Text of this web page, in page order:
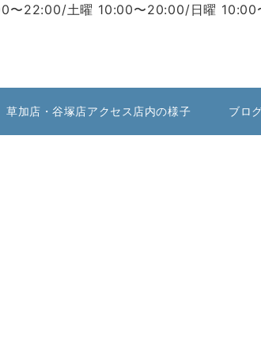
〜22:00/土曜 10:00〜20:00/日曜 10:00
草加店・谷塚店アクセス店内の様子 ブロ